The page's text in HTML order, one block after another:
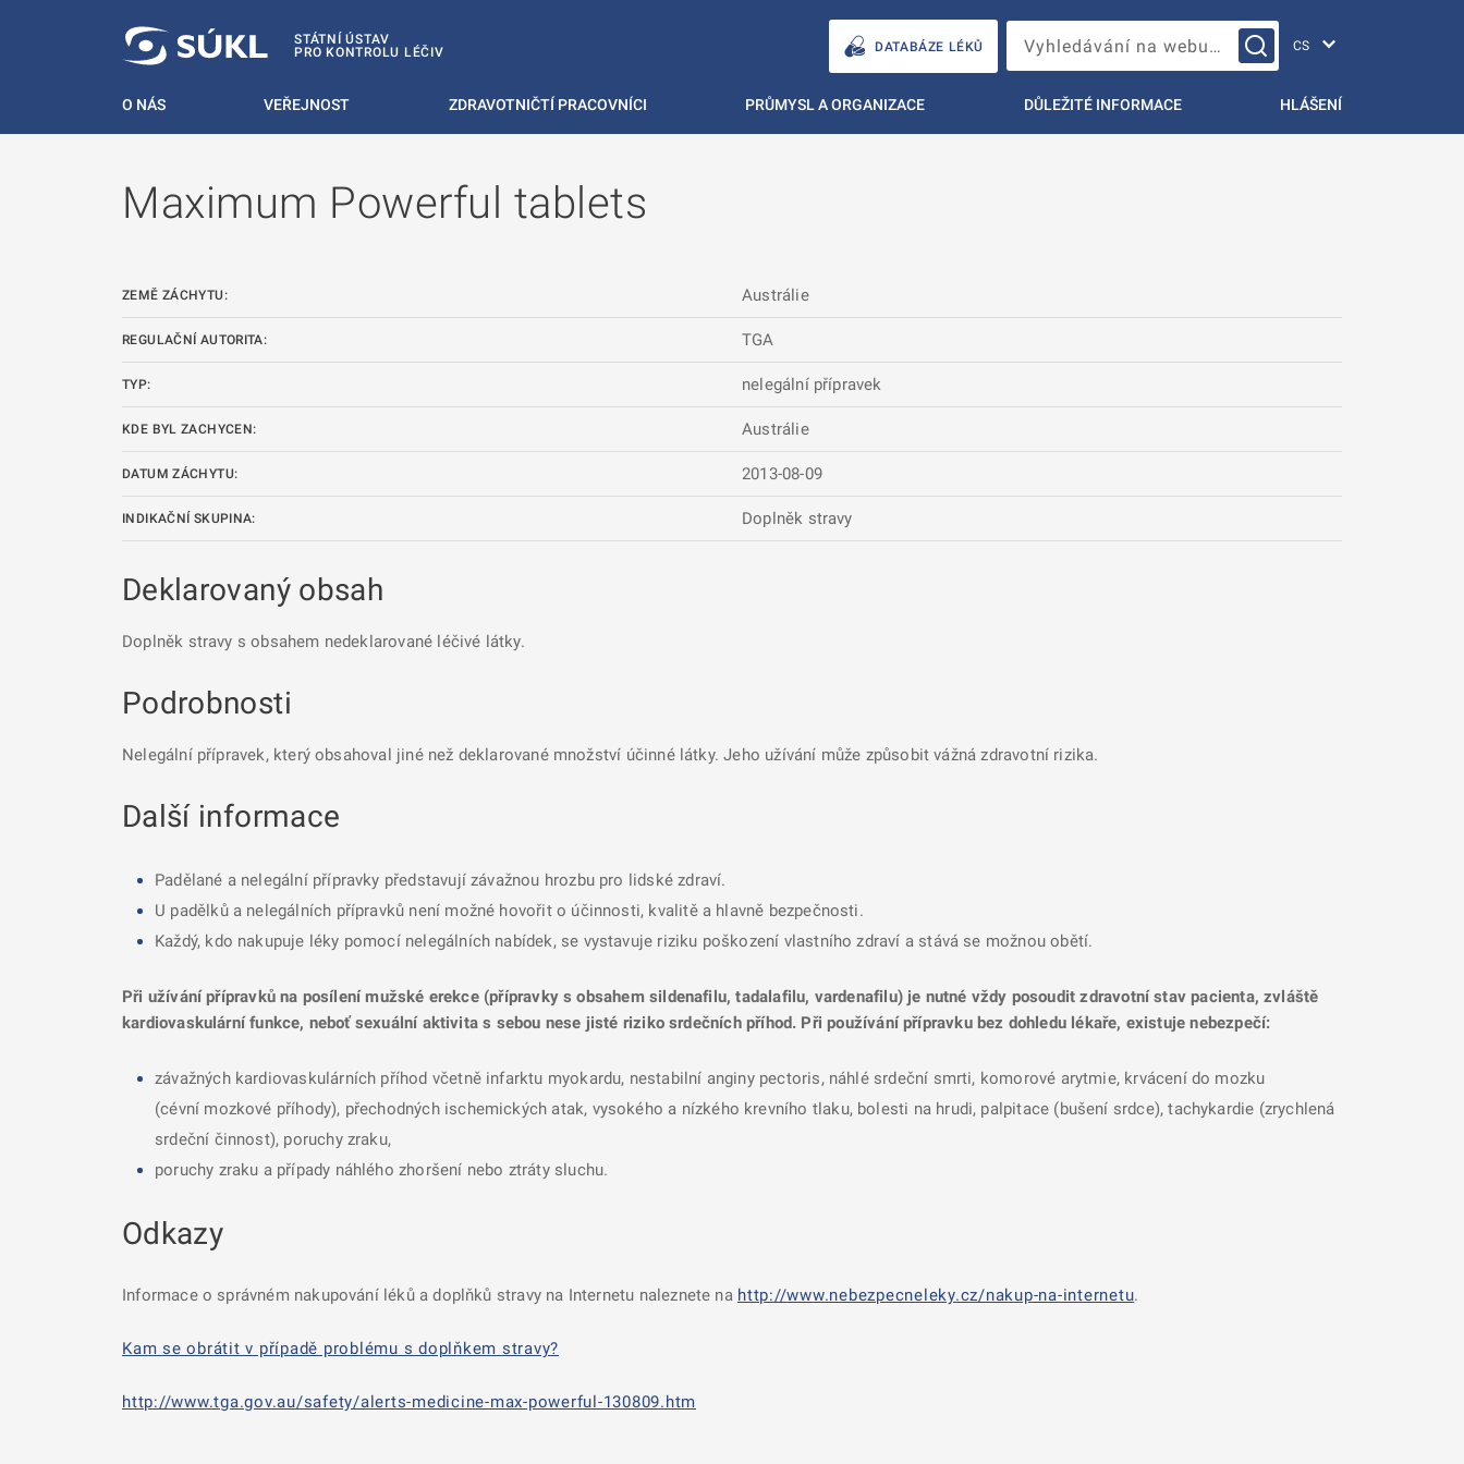
STÁTNÍ ÚSTAV
PRO KONTROLU LÉČIV
DATABÁZE LÉKŮ Vyhledávání na webu…
O NÁS VEŘEJNOST ZDRAVOTNIČTÍ PRACOVNÍCI PRŮMYSL A ORGANIZACE DŮLEŽITÉ INFORMACE HLÁŠENÍ
Maximum Powerful tablets
ZEMĚ ZÁCHYTU: Austrálie
REGULAČNÍ AUTORITA: TGA
TYP: nelegální přípravek
KDE BYL ZACHYCEN: Austrálie
DATUM ZÁCHYTU: 2013-08-09
INDIKAČNÍ SKUPINA: Doplněk stravy
Deklarovaný obsah
Doplněk stravy s obsahem nedeklarované léčivé látky.
Podrobnosti
Nelegální přípravek, který obsahoval jiné než deklarované množství účinné látky. Jeho užívání může způsobit vážná zdravotní rizika.
Další informace
Padělané a nelegální přípravky představují závažnou hrozbu pro lidské zdraví.
U padělků a nelegálních přípravků není možné hovořit o účinnosti, kvalitě a hlavně bezpečnosti.
Každý, kdo nakupuje léky pomocí nelegálních nabídek, se vystavuje riziku poškození vlastního zdraví a stává se možnou obětí.
Při užívání přípravků na posílení mužské erekce (přípravky s obsahem sildenafilu, tadalafilu, vardenafilu) je nutné vždy posoudit zdravotní stav pacienta, zvláště
kardiovaskulární funkce, neboť sexuální aktivita s sebou nese jisté riziko srdečních příhod. Při používání přípravku bez dohledu lékaře, existuje nebezpečí:
závažných kardiovaskulárních příhod včetně infarktu myokardu, nestabilní anginy pectoris, náhlé srdeční smrti, komorové arytmie, krvácení do mozku
(cévní mozkové příhody), přechodných ischemických atak, vysokého a nízkého krevního tlaku, bolesti na hrudi, palpitace (bušení srdce), tachykardie (zrychlená
srdeční činnost), poruchy zraku,
poruchy zraku a případy náhlého zhoršení nebo ztráty sluchu.
Odkazy
Informace o správném nakupování léků a doplňků stravy na Internetu naleznete na http://www.nebezpecneleky.cz/nakup-na-internetu.
Kam se obrátit v případě problému s doplňkem stravy?
http://www.tga.gov.au/safety/alerts-medicine-max-powerful-130809.htm